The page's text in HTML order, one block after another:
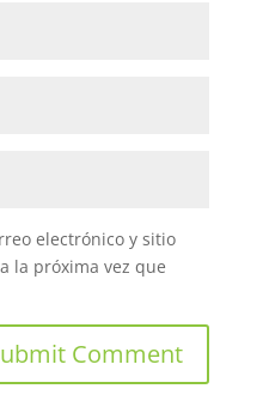
electrónico y sitio
la próxima vez que